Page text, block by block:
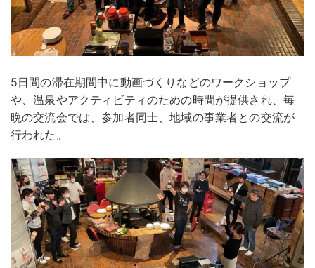
5日間の滞在期間中に動画づくりなどのワークショップ
や、温泉やアクティビティのための時間が提供され、毎
晩の交流会では、参加者同士、地域の事業者との交流が
行われた。